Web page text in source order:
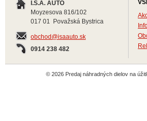
I.S.A. AUTO
Moyzesova 816/102
017 01 Považská Bystrica
obchod@isaauto.sk
0914 238 482
© 2026 Predaj náhradných dielov na